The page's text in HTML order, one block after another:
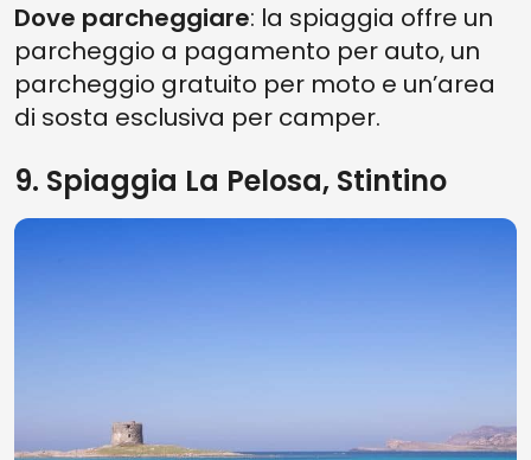
Dove parcheggiare: la spiaggia offre un
parcheggio a pagamento per auto, un
parcheggio gratuito per moto e un’area
di sosta esclusiva per camper.
9. Spiaggia La Pelosa, Stintino